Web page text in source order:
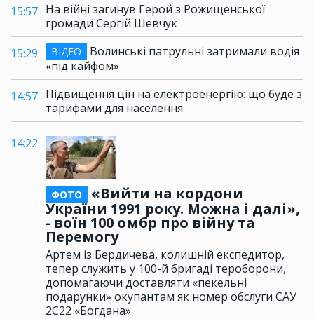
15:57 На війні загинув Герой з Рожищенської
громади Сергій Шевчук
15:29
ВІДЕО
Волинські патрульні затримали водія
«під кайфом»
14:57 Підвищення цін на електроенергію: що буде з
тарифами для населення
14:22
ФОТО
«Вийти на кордони
України 1991 року. Можна і далі»,
- воїн 100 омбр про війну та
Перемогу
Артем із Бердичева, колишній експедитор,
тепер служить у 100-й бригаді тероборони,
допомагаючи доставляти «пекельні
подарунки» окупантам як номер обслуги САУ
2С22 «Богдана»